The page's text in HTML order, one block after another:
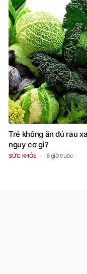
Trẻ không ăn đủ rau
nguy cơ gì?
SỨC KHỎE 8 giờ trước